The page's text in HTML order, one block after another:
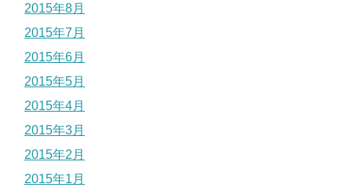
2015年8月
2015年7月
2015年6月
2015年5月
2015年4月
2015年3月
2015年2月
2015年1月